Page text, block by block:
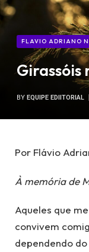
FLAVIO ADRIANO
Girassóis
BY EQUIPE EDIITORIAL
Por Flávio
À memória de
Aqueles que
convivem
dependendo